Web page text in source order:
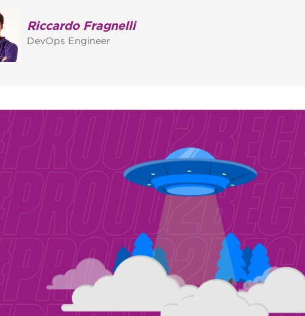
Riccardo Fragnelli
DevOps Engineer